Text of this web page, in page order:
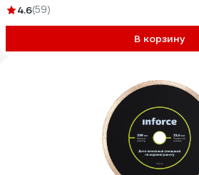
4.6(59)
В корзину